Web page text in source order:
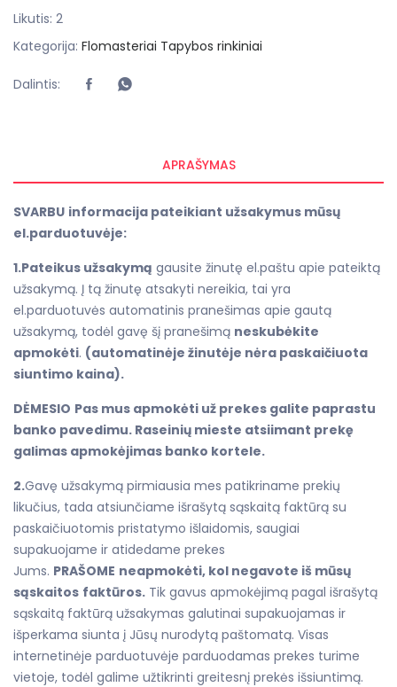
Likutis: 2
Kategorija: Flomasteriai Tapybos rinkiniai
Dalintis:
APRAŠYMAS
SVARBU informacija pateikiant užsakymus mūsų
el.parduotuvėje:
1.Pateikus užsakymą gausite žinutę el.paštu apie pateiktą
užsakymą. Į tą žinutę atsakyti nereikia, tai yra
el.parduotuvės automatinis pranešimas apie gautą
užsakymą, todėl gavę šį pranešimą neskubėkite
apmokėti. (automatinėje žinutėje nėra paskaičiuota
siuntimo kaina).
DĖMESIO Pas mus apmokėti už prekes galite paprastu
banko pavedimu. Raseinių mieste atsiimant prekę
galimas apmokėjimas banko kortele.
2.Gavę užsakymą pirmiausia mes patikriname prekių
likučius, tada atsiunčiame išrašytą sąskaitą faktūrą su
paskaičiuotomis pristatymo išlaidomis, saugiai
supakuojame ir atidedame prekes
Jums. PRAŠOME neapmokėti, kol negavote iš mūsų
sąskaitos faktūros. Tik gavus apmokėjimą pagal išrašytą
sąskaitą faktūrą užsakymas galutinai supakuojamas ir
išperkama siunta į Jūsų nurodytą paštomatą. Visas
internetinėje parduotuvėje parduodamas prekes turime
vietoje, todėl galime užtikrinti greitesnį prekės išsiuntimą.